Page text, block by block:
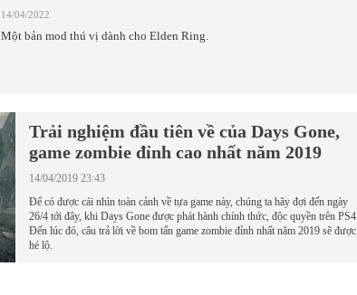
14/04/2022
Một bản mod thú vị dành cho Elden Ring.
Trải nghiệm đầu tiên về của Days Gone,
game zombie đỉnh cao nhất năm 2019
14/04/2019 23:43
Để có được cái nhìn toàn cảnh về tựa game này, chúng ta hãy đợi đến ngày
26/4 tới đây, khi Days Gone được phát hành chính thức, độc quyền trên PS4.
Đến lúc đó, câu trả lời về bom tấn game zombie đỉnh nhất năm 2019 sẽ được
hé lộ.